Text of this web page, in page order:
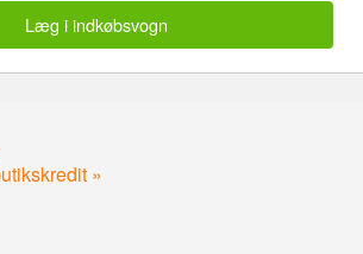
Læg i indkøbsvogn
»